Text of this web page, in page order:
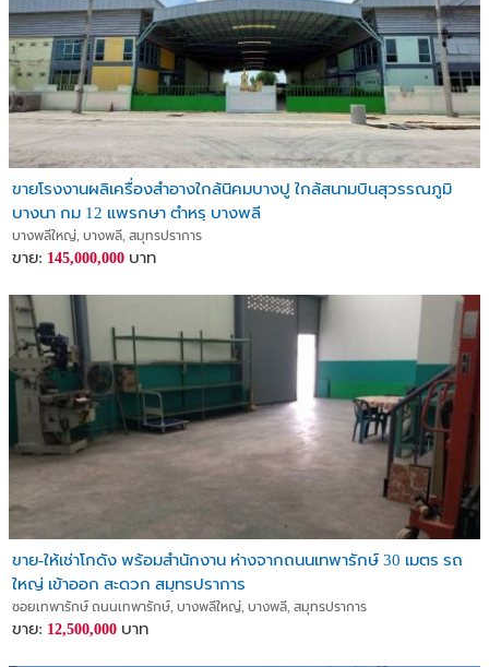
ขายโรงงานผลิเครื่องสำอางใกล้นิคมบางปู ใกล้สนามบินสุวรรณภูมิ
บางนา กม 12 แพรกษา ตำหรุ บางพลี
บางพลีใหญ่, บางพลี, สมุทรปราการ
ขาย: 145,000,000 บาท
ขาย-ให้เช่าโกดัง พร้อมสำนักงาน ห่างจากถนนเทพารักษ์ 30 เมตร รถ
ใหญ่ เข้าออก สะดวก สมุทรปราการ
ซอยเทพารักษ์ ถนนเทพารักษ์, บางพลีใหญ่, บางพลี, สมุทรปราการ
ขาย: 12,500,000 บาท